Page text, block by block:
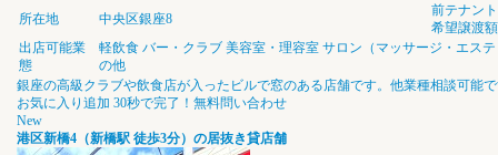
所在地 中央区銀座8
前テナン
希望譲渡額
出店可能業
態
軽飲食 バー・クラブ 美容室・理容室 サロン（マッサージ・エス
の他
銀座の高級クラブや飲食店が入ったビルで窓のある店舗です。他業種相談可能
お気に入り追加 30秒で完了！無料問い合わせ
New
港区新橋4（新橋駅 徒歩3分）の居抜き貸店舗